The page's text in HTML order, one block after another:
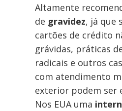
Altamente
de gravidez, já que
cartões de crédito
grávidas, práticas
radicais e outros
com atendimento
exterior podem ser
Nos EUA uma